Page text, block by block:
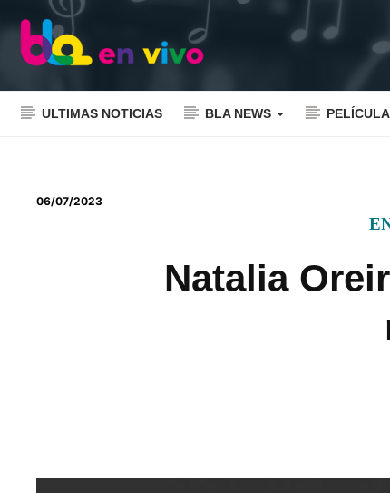
ULTIMAS NOTICIAS BLA NEWS
06/07/2023
Natalia